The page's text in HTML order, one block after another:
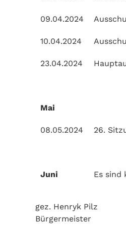
09.04.2024
10.04.2024
23.04.2024
Mai
08.05.2024 26.
Juni Es sind
gez. Henryk Pilz
Bürgermeister